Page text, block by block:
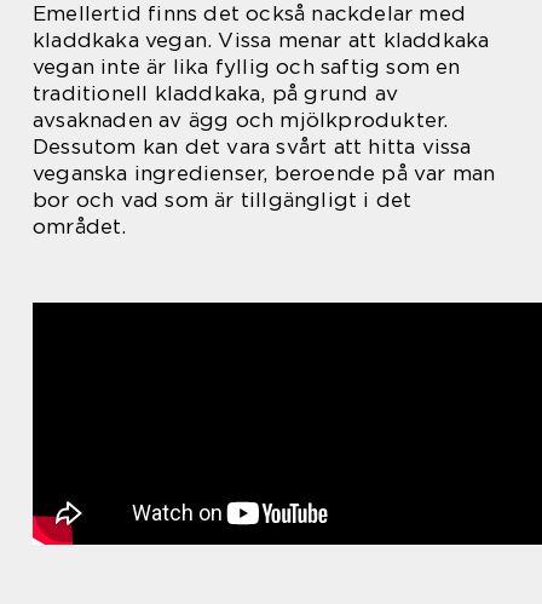
Emellertid finns det också nackdelar med
kladdkaka vegan. Vissa menar att kladdkaka
vegan inte är lika fyllig och saftig som en
traditionell kladdkaka, på grund av
avsaknaden av ägg och mjölkprodukter.
Dessutom kan det vara svårt att hitta vissa
veganska ingredienser, beroende på var man
bor och vad som är tillgängligt i det
området.